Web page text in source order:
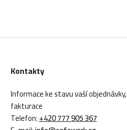
Kontakty
Informace ke stavu vaší objednávky,
fakturace
Telefon:+420 777 905 367